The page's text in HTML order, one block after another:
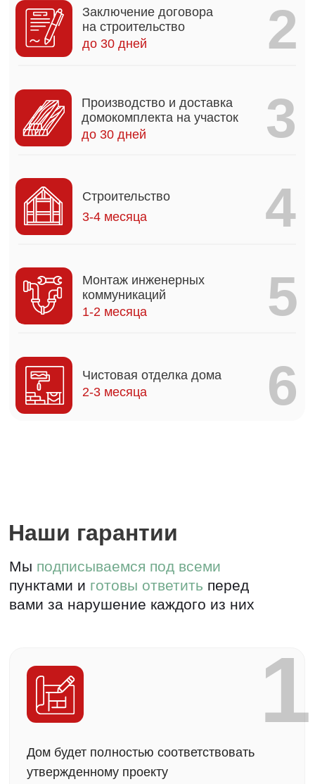
Чистовая отделка дома
2-3 месяца
6
Наши гарантии
Дом будет полностью соответствовать
утвержденному проекту
Гарантия от 5 лет на дом по договору и
3 года технического обслуживания
Еженедельный отчет о процессе
строительства
1
2
пунктами иготовы ответить
вами за нарушение каждого из них